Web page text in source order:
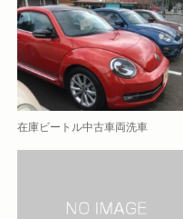
在庫ビートル中古車両洗車